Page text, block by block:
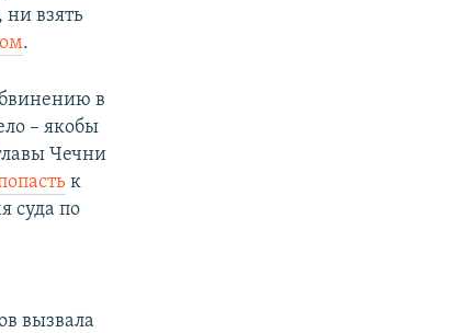
взять
.
в
– якобы
Чечни
к
суда по
вызвала